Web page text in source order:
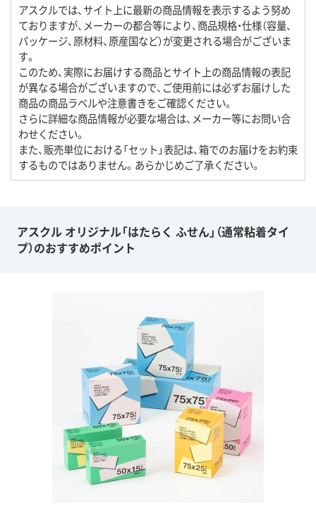
アスクルでは、サイト上に最新の商品情報を表示するよう努め
ておりますが、メーカーの都合等により、商品規格・仕様（容量、
パッケージ、原材料、原産国など）が変更される場合がございま
す。
このため、実際にお届けする商品とサイト上の商品情報の表記
が異なる場合がございますので、ご使用前には必ずお届けした
商品の商品ラベルや注意書きをご確認ください。
さらに詳細な商品情報が必要な場合は、メーカー等にお問い合
わせください。
また、販売単位における「セット」表記は、箱でのお届けをお約束
するものではありません。あらかじめご了承ください。
アスクル オリジナル「はたらく ふせん」（通常粘着タイ
プ）のおすすめポイント